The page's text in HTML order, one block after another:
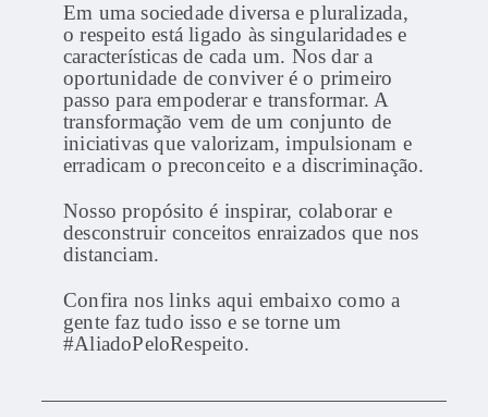
Em uma sociedade diversa e pluralizada,
o respeito está ligado às singularidades e
características de cada um. Nos dar a
oportunidade de conviver é o primeiro
passo para empoderar e transformar. A
transformação vem de um conjunto de
iniciativas que valorizam, impulsionam e
erradicam o preconceito e a discriminação.
Nosso propósito é inspirar, colaborar e
desconstruir conceitos enraizados que nos
distanciam.
Confira nos links aqui embaixo como a
gente faz tudo isso e se torne um
#AliadoPeloRespeito.